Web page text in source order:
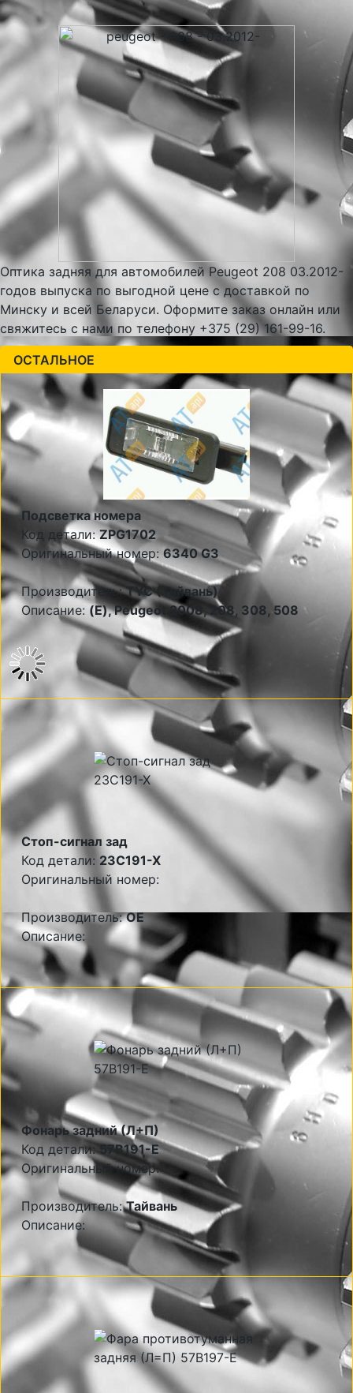
Оптика задняя для автомобилей Peugeot 208 03.2012-
годов выпуска по выгодной цене с доставкой по
Минску и всей Беларуси. Оформите заказ онлайн или
свяжитесь с нами по телефону +375 (29) 161-99-16.
ОСТАЛЬНОЕ
Подсветка номера
Код детали:ZPG1702
Оригинальный номер:6340 G3
Производитель:TYC (Тайвань)
Описание: (E), Peugeot 2008, 208, 308, 508
Стоп-сигнал зад
Код детали: 23C191-X
Оригинальный номер:
Производитель:OE
Описание:
Фонарь задний (Л+П)
Код детали: 57B191-E
Оригинальный номер:
Производитель:Тайвань
Описание: